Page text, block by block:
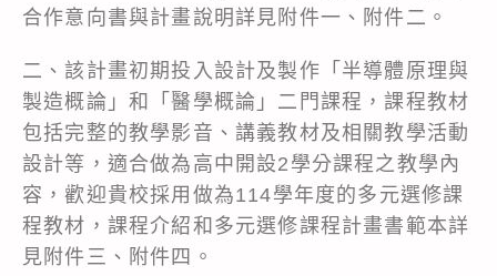
合作意向書與計畫說明詳見附件一、附件二。
二、該計畫初期投入設計及製作「半導體原理與
製造概論」和「醫學概論」二門課程，課程教材
包括完整的教學影音、講義教材及相關教學活動
設計等，適合做為高中開設2學分課程之教學內
容，歡迎貴校採用做為114學年度的多元選修課
程教材，課程介紹和多元選修課程計畫書範本詳
見附件三、附件四。